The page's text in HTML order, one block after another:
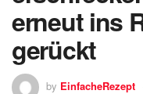
erneut ins
gerückt
by EinfacheRezept